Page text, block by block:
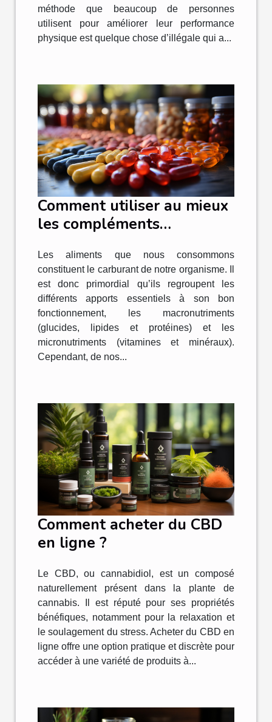
méthode que beaucoup de personnes
utilisent pour améliorer leur performance
physique est quelque chose d’illégale qui a...
Comment utiliser au mieux
les compléments
Les aliments que nous consommons
constituent le carburant de notre organisme. Il
est donc primordial qu’ils regroupent les
différents apports essentiels à son bon
fonctionnement, les macronutriments
(glucides, lipides et protéines) et les
micronutriments (vitamines et minéraux).
Cependant, de nos...
Comment acheter du CBD
en ligne ?
Le CBD, ou cannabidiol, est un composé
naturellement présent dans la plante de
cannabis. Il est réputé pour ses propriétés
bénéfiques, notamment pour la relaxation et
le soulagement du stress. Acheter du CBD en
ligne offre une option pratique et discrète pour
accéder à une variété de produits à...